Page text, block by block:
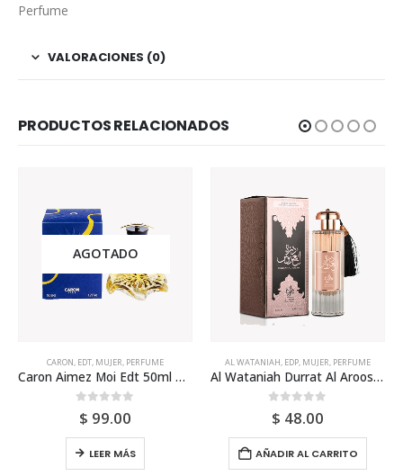
Perfume
VALORACIONES (0)
PRODUCTOS RELACIONADOS
AGOTADO
CARON EDT MUJER PERFUME
Caron Aimez Moi Edt 50ml Para Mujer
0out of 5
$ 99.00
LEER MÁS
AL WATANIAH EDP MUJER PERFUME
Al Wataniah Durrat Al Aroos Edp 85ml Para Mujer
0out of 5
$ 48.00
AÑADIR AL CARRITO